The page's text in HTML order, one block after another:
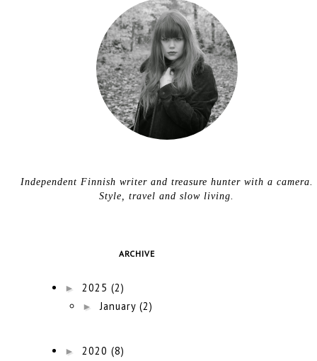
Independent Finnish writer and treasure hunter with a camera.
Style, travel and slow living.
ARCHIVE
►2025(2)
►January(2)
► 2020(8)